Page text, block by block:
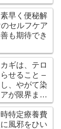
早く便秘解
セルフケア
も期待でき
ギは、テロ
せること –
、やがて染
が限界まで
停止し、老
特定療養費
風邪をひい